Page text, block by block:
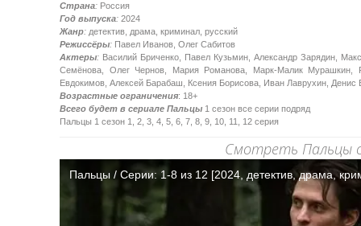
Страна: Россия
Год выпуска: 2024
Жанр: детектив, драма, криминал, русский
Режиссёры: Павел Иванов, Олег Сабитов
Актеры: Василий Бриченко, Павел Кузьмин, Александр Зарядин,
Семёнова, Олег Чернов, Мария Романова, Марк-Малик Мурашкин,
Евдокимов, Алексей Барабаш, Ксения Борисова, Иван Лаврухин, Денис
Возрастные ограничения: 18+
Всего будет в сериале Пальцы 1 сезон все серии подряд
Пальцы 1 сезон 1, 2, 3, 4, 5, 6, 7, 8, 9, 10, 11, 12 серия
Смотреть Пальцы